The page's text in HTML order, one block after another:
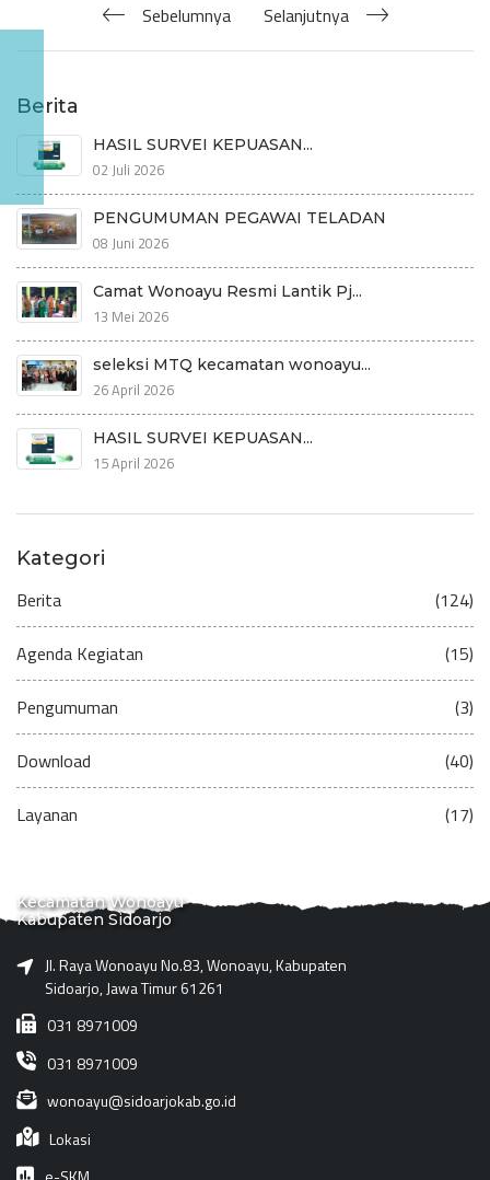
Sebelumnya Selanjutnya
Berita
HASIL SURVEI KEPUASAN...
02 Juli 2026
PENGUMUMAN PEGAWAI TELADAN
08 Juni 2026
Camat Wonoayu Resmi Lantik Pj...
13 Mei 2026
seleksi MTQ kecamatan wonoayu...
26 April 2026
HASIL SURVEI KEPUASAN...
15 April 2026
Kategori
Berita (124)
Agenda Kegiatan (15)
Pengumuman (3)
Download (40)
Layanan (17)
Kecamatan Wonoayu
Kabupaten Sidoarjo
Jl. Raya Wonoayu No.83, Wonoayu, Kabupaten
Sidoarjo, Jawa Timur 61261
031 8971009
031 8971009
wonoayu@sidoarjokab.go.id
Lokasi